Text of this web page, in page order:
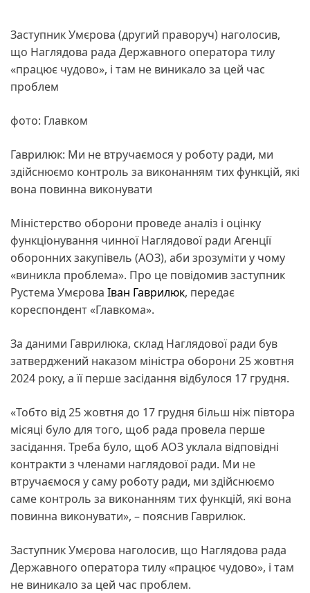
Заступник Умєрова (другий праворуч) наголосив,
що Наглядова рада Державного оператора тилу
«працює чудово», і там не виникало за цей час
проблем
фото: Главком
Гаврилюк: Ми не втручаємося у роботу ради, ми
здійснюємо контроль за виконанням тих функцій, які
вона повинна виконувати
Міністерство оборони проведе аналіз і оцінку
функціонування чинної Наглядової ради Агенції
оборонних закупівель (АОЗ), аби зрозуміти у чому
«виникла проблема». Про це повідомив заступник
Рустема Умєрова Іван Гаврилюк, передає
кореспондент «Главкома».
За даними Гаврилюка, склад Наглядової ради був
затверджений наказом міністра оборони 25 жовтня
2024 року, а її перше засідання відбулося 17 грудня.
«Тобто від 25 жовтня до 17 грудня більш ніж півтора
місяці було для того, щоб рада провела перше
засідання. Треба було, щоб АОЗ уклала відповідні
контракти з членами наглядової ради. Ми не
втручаємося у саму роботу ради, ми здійснюємо
саме контроль за виконанням тих функцій, які вона
повинна виконувати», – пояснив Гаврилюк.
Заступник Умєрова наголосив, що Наглядова рада
Державного оператора тилу «працює чудово», і там
не виникало за цей час проблем.